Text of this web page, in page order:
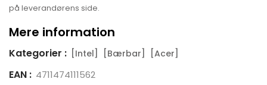
på leverandørens side.
Mere information
Kategorier : [Intel] [Bærbar] [Acer]
EAN : 4711474111562